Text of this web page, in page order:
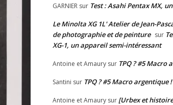
GARNIER sur Test : Asahi Pentax MX,
Le Minolta XG 1L' Atelier de Jean-
de photographie et de peinture sur
XG-1, un appareil semi-intéressant
Antoine et Amaury sur TPQ ? #5 Macro
Santini sur TPQ ? #5 Macro argentique !
Antoine et Amaury sur [Urbex et